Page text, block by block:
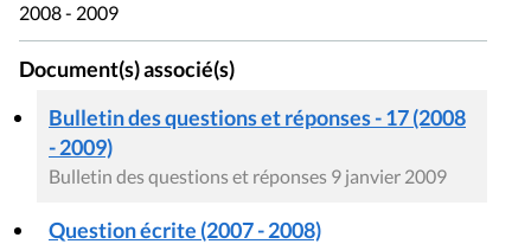
2008 - 2009
Document(s) associé(s)
Bulletin des questions et réponses - 17 (2008
- 2009)
Bulletin des questions et réponses 9 janvier 2009
Question écrite (2007 - 2008)